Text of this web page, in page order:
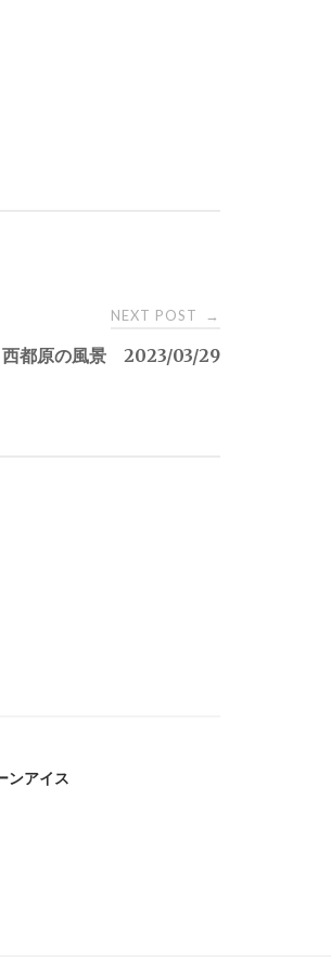
NEXT POST →
西都原の風景 2023/03/29
ンアイス